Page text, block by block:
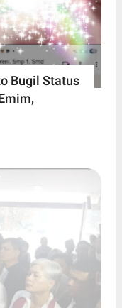
Bugil Status